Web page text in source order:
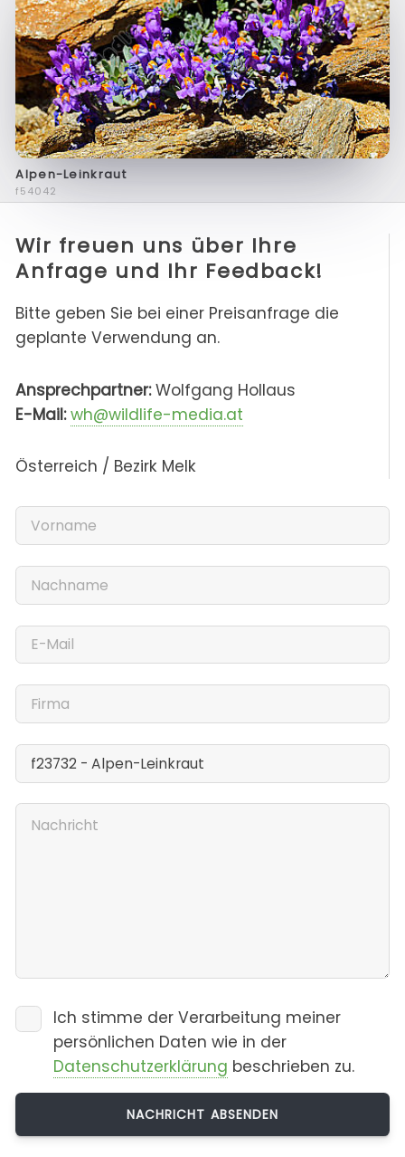
Alpen-Leinkraut
f54042
Wir freuen uns über Ihre
Anfrage und Ihr Feedback!
Bitte geben Sie bei einer Preisanfrage die
geplante Verwendung an.
Ansprechpartner:Wolfgang Hollaus
E-Mail: wh@wildlife-media.at
Österreich / Bezirk Melk
Ich stimme der Verarbeitung meiner
persönlichen Daten wie in der
Datenschutzerklärung beschrieben zu.